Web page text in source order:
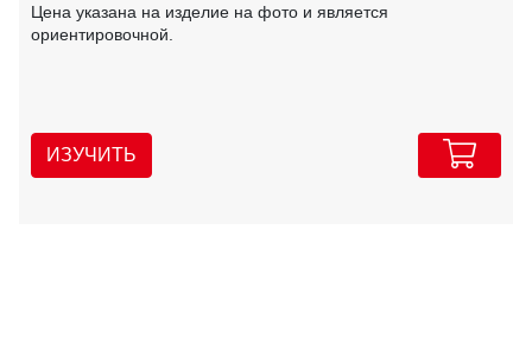
Цена указана на изделие на фото и является
ориентировочной.
ИЗУЧИТЬ